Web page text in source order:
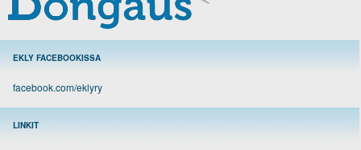
EKLY FACEBOOKISSA
facebook.com/eklyry
LINKIT